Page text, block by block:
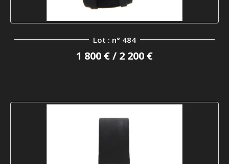
Lot : n° 484
1 800 € / 2 200 €